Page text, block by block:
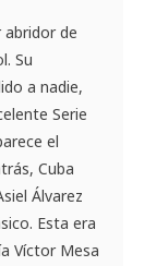
abridor de
Su
a nadie,
Serie
el
Cuba
Álvarez
Esta era
Víctor Mesa